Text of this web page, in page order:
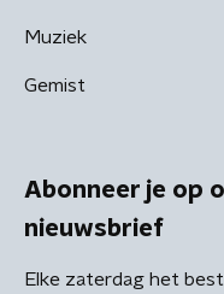
Muziek
Gemist
Abonneer je op
nieuwsbrief
Elke zaterdag het